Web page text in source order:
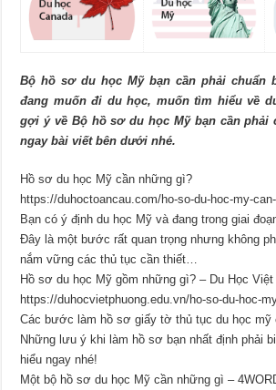
Bộ hồ sơ du học Mỹ bạn cần phải chuẩn
đang muốn đi du học, muốn tìm hiểu về
gợi ý về Bộ hồ sơ du học Mỹ bạn cần phải
ngay bài viết bên dưới nhé.
Hồ sơ du học Mỹ cần những gì?
https://duhoctoancau.com/ho-so-du-hoc-my-
Bạn có ý định du học Mỹ và đang trong giai
Đây là một bước rất quan trọng nhưng không
nắm vững các thủ tục cần thiết…
Hồ sơ du học Mỹ gồm những gì? – Du Học
https://duhocvietphuong.edu.vn/ho-so-du-hoc-
Các bước làm hồ sơ giấy tờ thủ tục du học mỹ
Những lưu ý khi làm hồ sơ bạn nhất định phải
hiểu ngay nhé!
Một bộ hồ sơ du học Mỹ cần những gì –